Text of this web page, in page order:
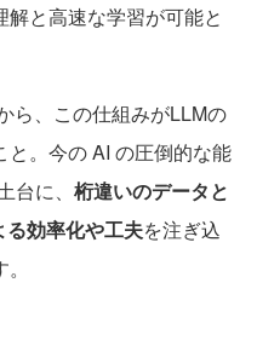
と高速な学習が可能と
ら、この仕組みがLLMの
。今の AI の圧倒的な能
に、 桁違いのデータと
効率化や工夫を注ぎ込